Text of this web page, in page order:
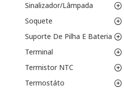
Sinalizador/Lâmpada
Soquete
Suporte De Pilha E Bateria
Terminal
Termistor NTC
Termostáto